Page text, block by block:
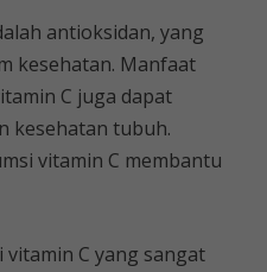
antioksidan, yang
kesehatan. Manfaat
C juga dapat
kesehatan tubuh.
vitamin C membantu
vitamin C yang sangat